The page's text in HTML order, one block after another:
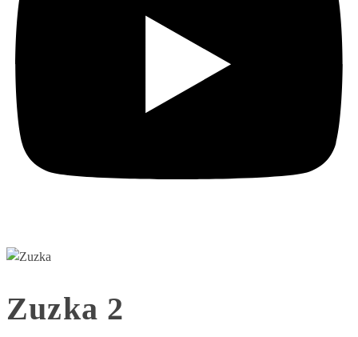
Zuzka 2